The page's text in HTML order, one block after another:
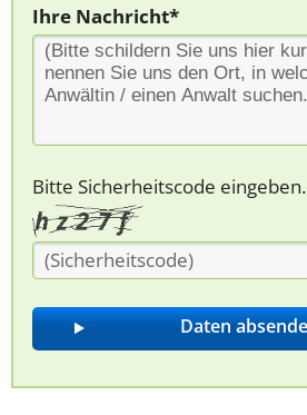
Ihre Nachricht*
Bitte Sicherheitscode eingeben.